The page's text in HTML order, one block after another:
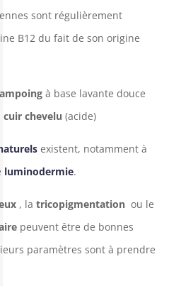
sont régulièrement
B12 du fait de son origine
à base lavante douce
cuir chevelu (acide)
existent, notamment à
luminodermie.
, la tricopigmentationou le
peuvent être de bonnes
paramètres sont à prendre